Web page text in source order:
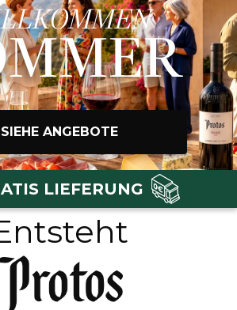
SIEHE ANGEBOTE
LIEFERUNG